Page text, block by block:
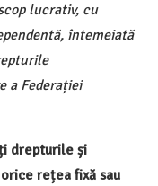
lucrativ, cu
întemeiată
a Federației
drepturile și
rețea fixă sau